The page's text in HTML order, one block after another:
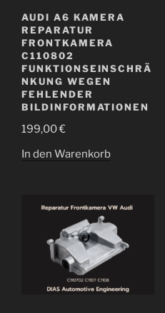
AUDI A6 KAMERA
REPARATUR
FRONTKAMERA
C110802
FUNKTIONSEINSCHRÄ
NKUNG WEGEN
FEHLENDER
BILDINFORMATIONEN
199,00€
In den Warenkorb